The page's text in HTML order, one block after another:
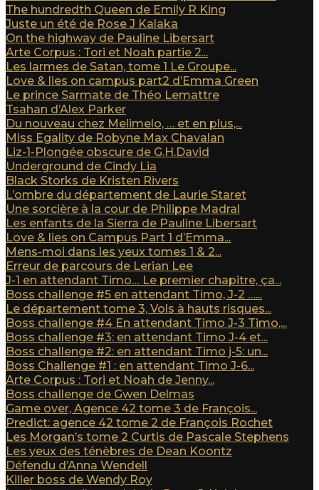
The hundredth Queen de Emily R King
Juste un été de Rose J Kalaka
On the highway de Pauline Libersart
Arte Corpus : Tori et Noah partie 2...
Les larmes de Satan, tome 1 Le Groupe...
Love & lies on campus part2 d’Emma Green
Le prince Sarmate de Théo Lemattre
Tsahan d’Alex Parker
Du nouveau chez Melimelo, … et en plus,...
Miss Egality de Robyne Max Chavalan
Liz-1-Plongée obscure de G.H.David
Underground de Cindy Lia
Black Storks de Kristen Rivers
L’ombre du département de Laurie Staret
Une sorcière à la cour de Philippe Madral
Les enfants de la Sierra de Pauline Libersart
Love & lies on Campus Part 1 d’Emma...
Mens-moi dans les yeux tomes 1 & 2...
Erreur de parcours de Lerian Lee
J-1 en attendant Timo… Le premier chapitre, ça...
Boss challenge #5 en attendant Timo, J-2 …...
Le département tome 3, Vols à hauts risques...
Boss challenge #4 En attendant Timo J-3 Timo,...
Boss challenge #3: en attendant Timo J-4 et...
Boss challenge #2: en attendant Timo j-5: un...
Boss Challenge #1 : en attendant Timo J-6...
Arte Corpus : Tori et Noah de Jenny...
Boss challenge de Gwen Delmas
Game over, Agence 42 tome 3 de François...
Predict: agence 42 tome 2 de François Rochet
Les Morgan’s tome 2 Curtis de Pascale Stephens
Les yeux des ténèbres de Dean Koontz
Défendu d’Anna Wendell
Killer boss de Wendy Roy